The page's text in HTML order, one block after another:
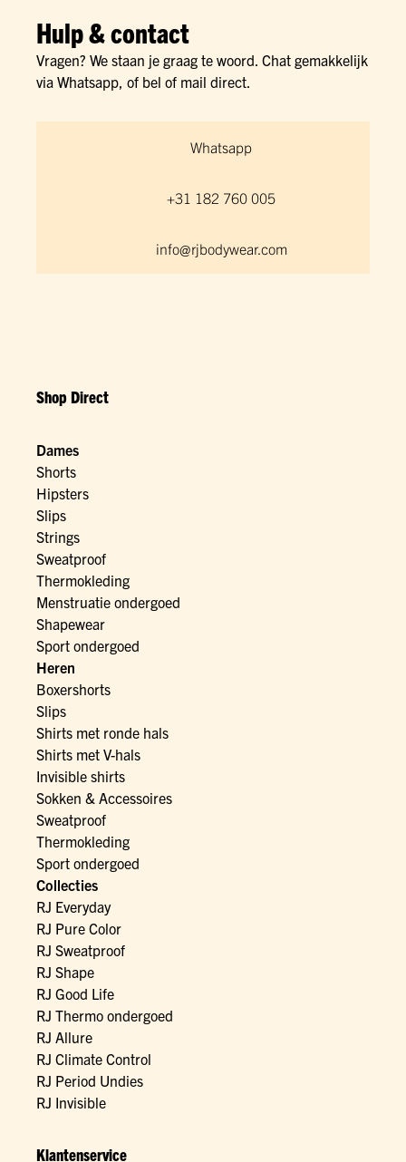
Hulp & contact
Vragen? We staan je graag te woord. Chat gemakkelijk
via Whatsapp, of bel of mail direct.
Whatsapp
+31 182 760 005
info@rjbodywear.com
Shop Direct
Dames
Shorts
Hipsters
Slips
Strings
Sweatproof
Thermokleding
Menstruatie ondergoed
Shapewear
Sport ondergoed
Heren
Boxershorts
Slips
Shirts met ronde hals
Shirts met V-hals
Invisible shirts
Sokken & Accessoires
Sweatproof
Thermokleding
Sport ondergoed
Collecties
RJ Everyday
RJ Pure Color
RJ Sweatproof
RJ Shape
RJ Good Life
RJ Thermo ondergoed
RJ Allure
RJ Climate Control
RJ Period Undies
RJ Invisible
Klantenservice